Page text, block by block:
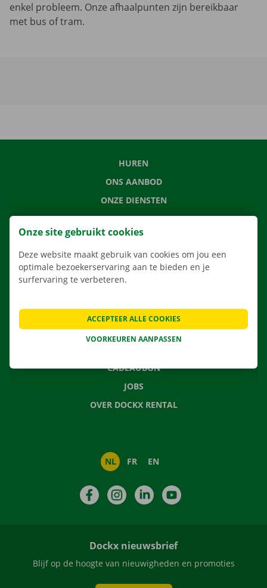
enkel probleem. Onze afhaalpunten zijn bereikbaar
met bus of tram.
HUREN
ONS AANBOD
ONZE DIENSTEN
LOCATIES
APP
VERHUISOPLOSSINGEN
CONTACTEER ONS
VEELGESTELDE VRAGEN
CADEAUBON
JOBS
OVER DOCKX RENTAL
NL FR EN
FacebookInstagramLinkedIn
Dockx nieuwsbrief
Blijf op de hoogte van nieuwigheden en promoties
Onze site gebruikt cookies
Deze website maakt gebruik van cookies om jou een
optimale bezoekerservaring aan te bieden en je
surfervaring te verbeteren.
VOORKEUREN AANPASSEN
ACCEPTEER ALLE COOKIES